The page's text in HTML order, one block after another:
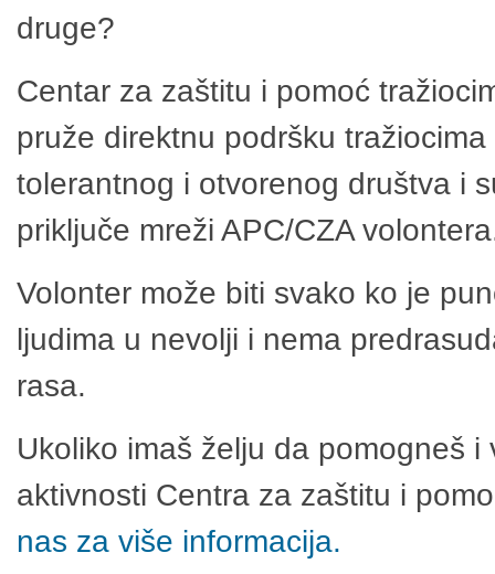
druge?
Centar za zaštitu i pomoć
pruže direktnu podršku
tolerantnog i otvorenog društva i
priključe mreži APC/CZA
Volonter može biti svako ko je
ljudima u nevolji i nema
rasa.
Ukoliko imaš želju da pomogneš
aktivnosti Centra za zaštitu i
nas za više informacija.